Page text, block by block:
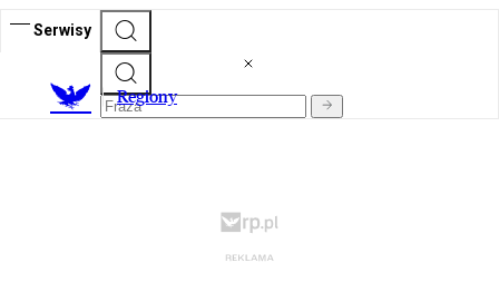
Serwisy
Regiony